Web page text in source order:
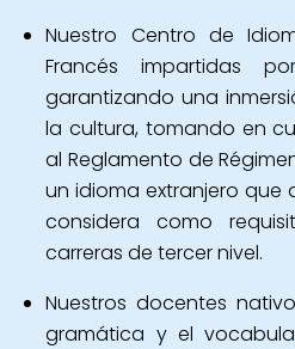
Nuestro Centro de
Francés impartidas
garantizando una
la cultura, tomando en
al Reglamento de
un idioma extranjero que
considera como
carreras de tercer nivel.
Nuestros docentes
gramática y el